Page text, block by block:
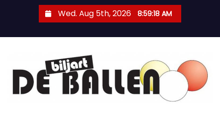
Wed. Aug 5th, 2026 8:59:20 AM